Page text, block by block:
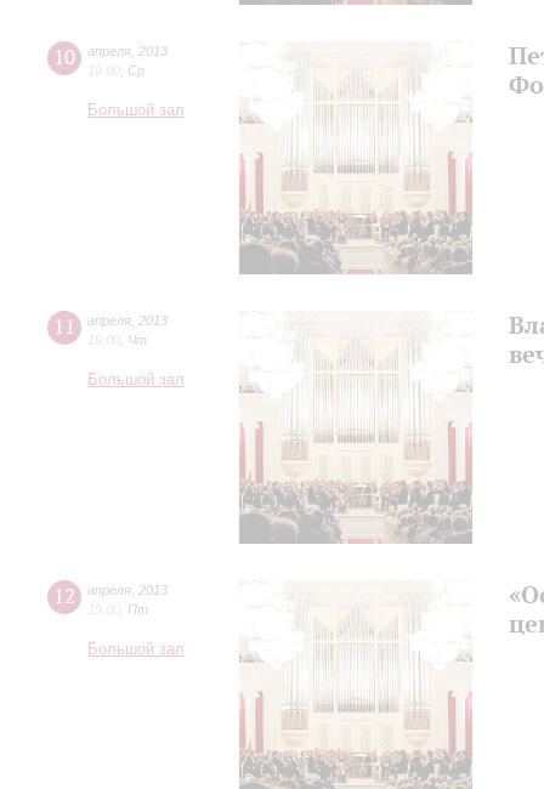
10 апреля 2013
19:00 Ср
Большой зал
11 апреля 2013
19:00 Чт
Большой зал
12 апреля 2013
19:00 Пт
Большой зал